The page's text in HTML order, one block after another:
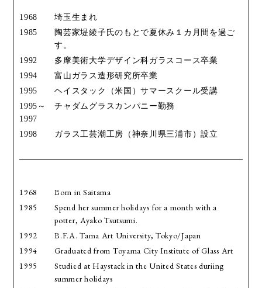
1968
埼玉生まれ
1985
陶芸家堤綾子氏のもとで夏休み１カ月間を過ご
す。
1992
多摩美術大学デザイン科ガラスコース卒業
1994
富山ガラス造形研究所卒業
1995
ヘイスタック（米国）サマースクール受講
1995～
1997
チャダムグラスカンパニー勤務
1998 ガラス工芸潮工房（神奈川県三浦市）設立
1968
Born in Saitama
1985
Spend her summer holidays for a month with a
potter, Ayako Tsutsumi.
1992
B.F.A. Tama Art University, Tokyo/Japan
1994
Graduated from Toyama City Institute of Glass Art
1995
Studied at Haystack in the United States duriing
summer holidays